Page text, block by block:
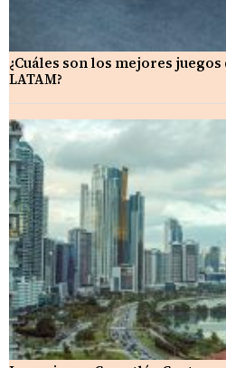
¿Cuáles son los mejores
LATAM?